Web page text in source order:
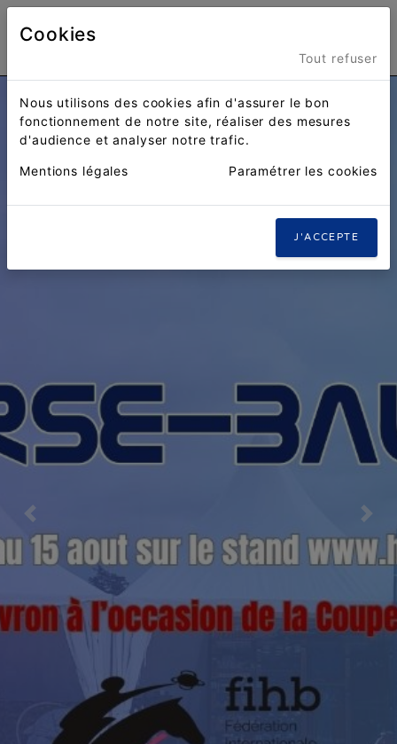
Previous Next
Cookies
Tout refuser
Nous utilisons des cookies afin d'assurer le bon
fonctionnement de notre site, réaliser des mesures
d'audience et analyser notre trafic.
Mentions légales Paramétrer les cookies
J'ACCEPTE